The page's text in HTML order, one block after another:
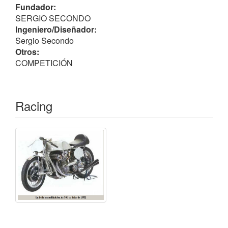
Fundador:
SERGIO SECONDO
Ingeniero/Diseñador:
Sergio Secondo
Otros:
COMPETICIÓN
Racing